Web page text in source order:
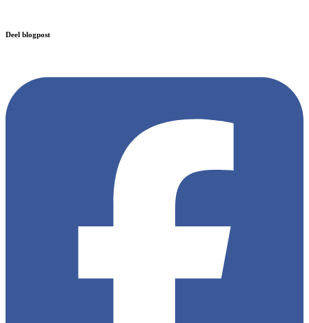
Deel blogpost